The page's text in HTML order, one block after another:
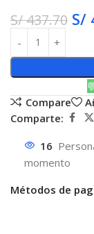
S/437.70 S/
Compare
Comparte:
16
momento
Métodos de